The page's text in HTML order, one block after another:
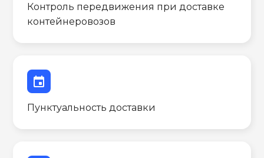
Контроль передвижения при доставке
контейнеровозов
event
Пунктуальность доставки